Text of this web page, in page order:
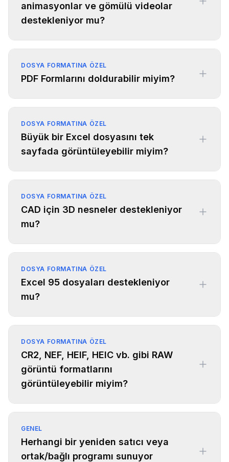
animasyonlar ve gömülü videolar
destekleniyor mu?
DOSYA FORMATINA ÖZEL
PDF Formlarını doldurabilir miyim?
DOSYA FORMATINA ÖZEL
Büyük bir Excel dosyasını tek
sayfada görüntüleyebilir miyim?
DOSYA FORMATINA ÖZEL
CAD için 3D nesneler destekleniyor
mu?
DOSYA FORMATINA ÖZEL
Excel 95 dosyaları destekleniyor
mu?
DOSYA FORMATINA ÖZEL
CR2, NEF, HEIF, HEIC vb. gibi RAW
görüntü formatlarını
görüntüleyebilir miyim?
GENEL
Herhangi bir yeniden satıcı veya
ortak/bağlı programı sunuyor